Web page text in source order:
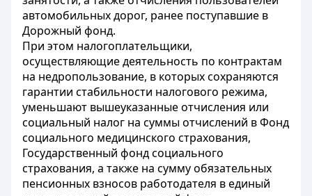
автомобильных дорог, ранее поступавшие в
Дорожный фонд.
При этом налогоплательщики,
осуществляющие деятельность по контрактам
на недропользование, в которых сохраняются
гарантии стабильности налогового режима,
уменьшают вышеуказанные отчисления или
социальный налог на суммы отчислений в Фонд
социального медицинского страхования,
Государственный фонд социального
страхования, а также на сумму обязательных
пенсионных взносов работодателя в единый